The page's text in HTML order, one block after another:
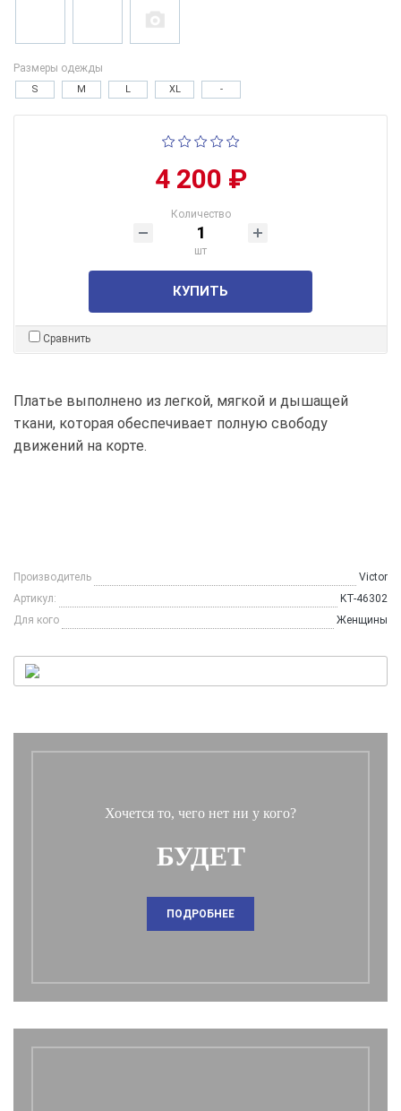
Размеры одежды
S M L XL -
4 200 ₽
Количество
шт
КУПИТЬ
Сравнить
Платье выполнено из легкой, мягкой и дышащей
ткани, которая обеспечивает полную свободу
движений на корте.
Производитель
Victor
Артикул:
KT-46302
Для кого
Женщины
Хочется то, чего нет ни у кого?
БУДЕТ
ПОДРОБНЕЕ